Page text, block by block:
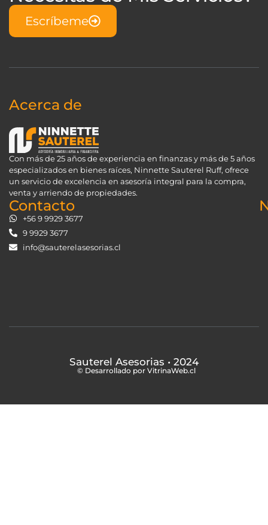
Escríbeme
Acerca de
Con más de 25 años de experiencia en finanzas y más de 5 años
especializados en bienes raíces, Ninnette Sauterel Ruff, ofrece
un servicio de excelencia en asesoría integral para la compra,
venta y arriendo de propiedades.
Contacto
+56 9 9929 3677
9 9929 3677
info@sauterelasesorias.cl
Sauterel Asesorias • 2024
© Desarrollado por VitrinaWeb.cl